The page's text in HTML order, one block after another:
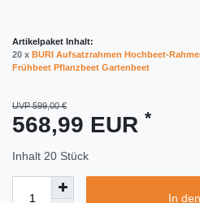
Artikelpaket Inhalt:
20 x BURI Aufsatzrahmen Hochbeet-
Frühbeet Pflanzbeet Gartenbeet
UVP 599,00 €
568,99 EUR *
Inhalt 20 Stück
In